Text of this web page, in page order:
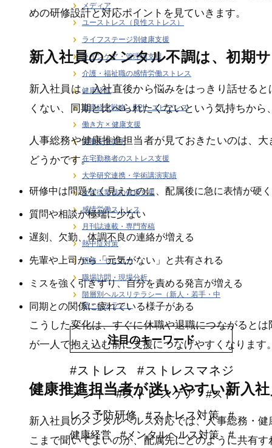
めの研修設計と対応ポイントを見ていきます。
新入社員のメンタル不調は、初期
新入社員は、入社直後から悩みをはっきり話せる
くない、同期と比べられたくないという気持ちか
人事総務や健康推進担当者が見ておきたいのは、
どうかです。
研修中は問題なく見えたのに、配属後に急に表情が硬
質問や相談が極端に少ない
遅刻、欠勤、体調不良の連絡が増える
先輩や上司から「元気がない」と共有される
ミスを強く引きずり、自分を責める発言が増える
同期との関係に疲れている様子がある
こうした変化は、すぐに休職や退職につながると
が一人で抱え込む前に支援につなげやすくなります
健康推進担当者が迷いやすい新入
新入社員のメンタルヘルス対応では、人事総務・
こまで聞いてよいのか、配属先にどのように共有
メディア
ユーストレス（良性ストレス）
ライフステージ別健康支援
ラインケア・管理職支援
介護・福祉職の感情労働ストレス
健康経営
健康経営戦略・KPI・エビデンス
働き方 × 健康支援
労働安全衛生
在宅勤務者のストレス支援
大学研究連携・学術講演実績
女性従業員の健康支援
感情労働ストレス
月刊誌連載・専門寄稿
熱中症対策
研修・セミナー
職場訪問・現場分析
階層別ヘルスリテラシー（新人・若手・中
堅・ベテラン）
注目のキーワード
#ストレス
#ストレスマネジ
メント
#ストレスケア
#スト
レス予防研修
#ストレス対策
#
健康経営
#メンタルヘルス対策
#